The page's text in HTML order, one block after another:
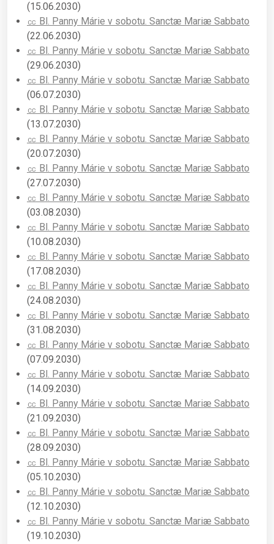
(15.06.2030)
㏄ Bl. Panny Márie v sobotu. Sanctæ Mariæ Sabbato
(22.06.2030)
㏄ Bl. Panny Márie v sobotu. Sanctæ Mariæ Sabbato
(29.06.2030)
㏄ Bl. Panny Márie v sobotu. Sanctæ Mariæ Sabbato
(06.07.2030)
㏄ Bl. Panny Márie v sobotu. Sanctæ Mariæ Sabbato
(13.07.2030)
㏄ Bl. Panny Márie v sobotu. Sanctæ Mariæ Sabbato
(20.07.2030)
㏄ Bl. Panny Márie v sobotu. Sanctæ Mariæ Sabbato
(27.07.2030)
㏄ Bl. Panny Márie v sobotu. Sanctæ Mariæ Sabbato
(03.08.2030)
㏄ Bl. Panny Márie v sobotu. Sanctæ Mariæ Sabbato
(10.08.2030)
㏄ Bl. Panny Márie v sobotu. Sanctæ Mariæ Sabbato
(17.08.2030)
㏄ Bl. Panny Márie v sobotu. Sanctæ Mariæ Sabbato
(24.08.2030)
㏄ Bl. Panny Márie v sobotu. Sanctæ Mariæ Sabbato
(31.08.2030)
㏄ Bl. Panny Márie v sobotu. Sanctæ Mariæ Sabbato
(07.09.2030)
㏄ Bl. Panny Márie v sobotu. Sanctæ Mariæ Sabbato
(14.09.2030)
㏄ Bl. Panny Márie v sobotu. Sanctæ Mariæ Sabbato
(21.09.2030)
㏄ Bl. Panny Márie v sobotu. Sanctæ Mariæ Sabbato
(28.09.2030)
㏄ Bl. Panny Márie v sobotu. Sanctæ Mariæ Sabbato
(05.10.2030)
㏄ Bl. Panny Márie v sobotu. Sanctæ Mariæ Sabbato
(12.10.2030)
㏄ Bl. Panny Márie v sobotu. Sanctæ Mariæ Sabbato
(19.10.2030)